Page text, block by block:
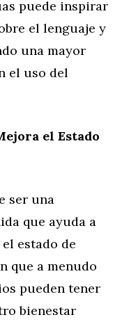
puede inspirar
el lenguaje y
una mayor
el uso del
el Estado
ser una
que ayuda a
estado de
que a menudo
pueden tener
bienestar